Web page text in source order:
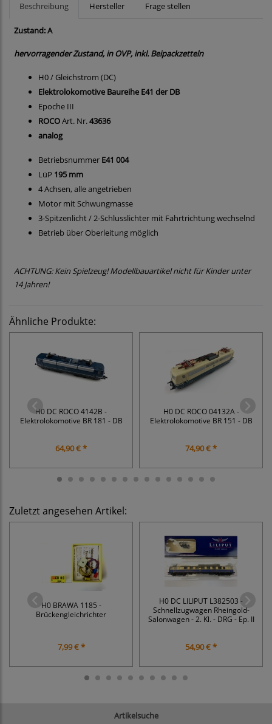
Artikelsuche
Beschreibung Hersteller Frage stellen
Zustand: A
hervorragender Zustand, in OVP, inkl. Beipackzetteln
H0 / Gleichstrom (DC)
Elektrolokomotive Baureihe E41 der DB
Epoche III
ROCOArt. Nr.43636
analog
Betriebsnummer E41 004
LüP 195 mm
4 Achsen, alle angetrieben
Motor mit Schwungmasse
3-Spitzenlicht / 2-Schlusslichter mit Fahrtrichtung wechselnd
Betrieb über Oberleitung möglich
ACHTUNG: Kein Spielzeug! Modellbauartikel nicht für Kinder unter
14 Jahren!
Ähnliche Produkte:
H0 DC ROCO 4142B -
Elektrolokomotive BR 181 - DB
64,90 € *
H0 DC ROCO 04132A -
Elektrolokomotive BR 151 - DB
74,90 € *
Zuletzt angesehen Artikel:
H0 BRAWA 1185 -
Brückengleichrichter
7,99 € *
H0 DC LILIPUT L382503 -
Schnellzugwagen Rheingold-
Salonwagen - 2. Kl. - DRG - Ep. II
54,90 € *